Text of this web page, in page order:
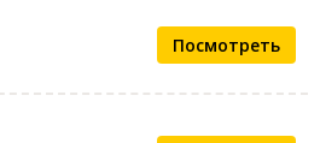
Посмотреть